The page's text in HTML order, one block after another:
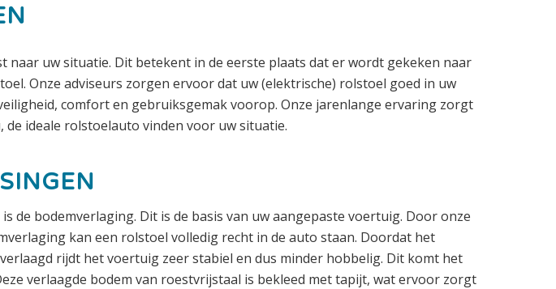
naar uw situatie. Dit betekent in de eerste plaats dat er wordt gekeken naar
Onze adviseurs zorgen ervoor dat uw (elektrische) rolstoel goed in uw
comfort en gebruiksgemak voorop. Onze jarenlange ervaring zorgt
de ideale rolstoelauto vinden voor uw situatie.
de bodemverlaging. Dit is de basis van uw aangepaste voertuig. Door onze
kan een rolstoel volledig recht in de auto staan. Doordat het
rijdt het voertuig zeer stabiel en dus minder hobbelig. Dit komt het
verlaagde bodem van roestvrijstaal is bekleed met tapijt, wat ervoor zorgt